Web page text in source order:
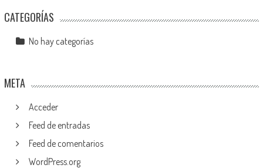
CATEGORÍAS
No hay categorías
META
Acceder
Feed de entradas
Feed de comentarios
WordPress.org